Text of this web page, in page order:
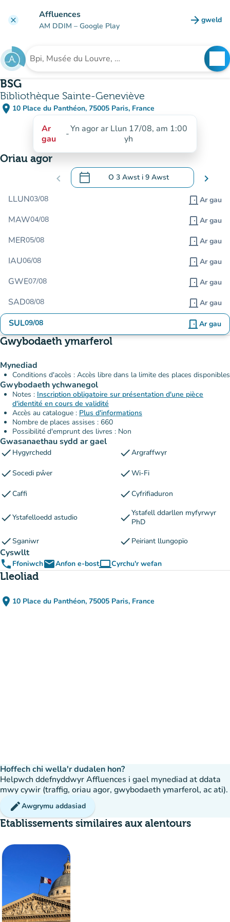
clear Affluences
AM DDIM – Google Play arrow_forward gweld
(tab
Chwilio am sefydliad
BSG
Bibliothèque Sainte-Geneviève
place 10 Place du Panthéon, 75005 Paris, France
(agor yn Google Maps)
(tab newydd)
Ar
gau
-Yn agor ar Llun 17/08, am 1:00
yh
Oriau agor
chevron_left calendar_today O 3 Awst i 9 Awst
.Agor y calendr i newid dyddiadau chevron_right
LLUN03/08 door_front Ar gau
MAW04/08 door_front Ar gau
MER05/08 door_front Ar gau
IAU06/08 door_front Ar gau
GWE07/08 door_front Ar gau
SAD08/08 door_front Ar gau
SUL09/08 door_front Ar gau
Gwybodaeth ymarferol
Mynediad
Conditions d'accès : Accès libre dans la limite des places disponibles
Gwybodaeth ychwanegol
Notes : Inscription obligatoire sur présentation d'une pièce
d'identité en cours de validité
Accès au catalogue : Plus d'informations
Nombre de places assises : 660
Possibilité d'emprunt des livres : Non
Gwasanaethau sydd ar gael
check Hygyrchedd checkArgraffwyr
checkSocedi pŵer checkWi-Fi
checkCaffi checkCyfrifiaduron
checkYstafelloedd astudio checkYstafell ddarllen myfyrwyr
PhD
checkSganiwr check Peiriant llungopïo
Cyswllt
phone FfoniwchemailAnfon e-bostcomputerCyrchu'r wefan
(tab newydd)
Lleoliad
place 10 Place du Panthéon, 75005 Paris, France
(agor yn Google Maps)
(tab newydd)
Hoffech chi wella'r dudalen hon?
Helpwch ddefnyddwyr Affluences i gael mynediad at ddata
mwy cywir (traffig, oriau agor, gwybodaeth ymarferol, ac ati).
editAwgrymu addasiad
Etablissements similaires aux alentours